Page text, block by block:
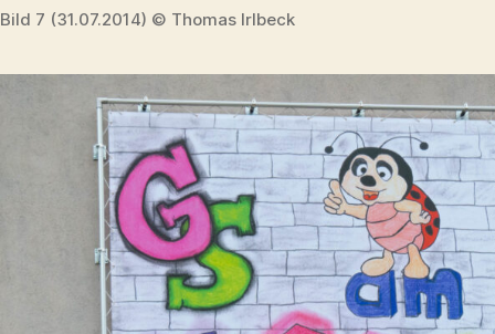
Bild 7 (31.07.2014) © Thomas Irlbeck